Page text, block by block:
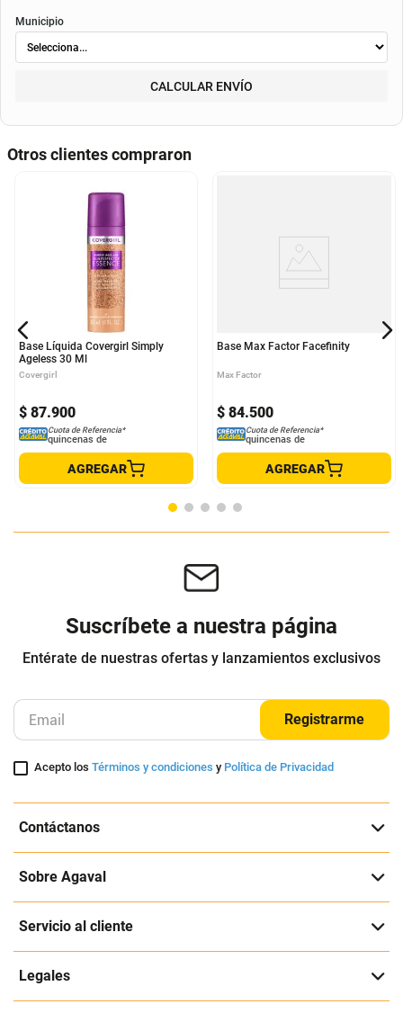
Municipio
CALCULAR ENVÍO
Otros clientes compraron
Base Líquida Covergirl Simply
Ageless 30 Ml
Covergirl
$ 87.900
Cuota de Referencia*
quincenas de
AGREGAR
Base Max Factor Facefinity
Max Factor
$ 84.500
Cuota de Referencia*
quincenas de
AGREGAR
Suscríbete a nuestra página
Entérate de nuestras ofertas y lanzamientos exclusivos
Registrarme
Acepto losTérminos y condiciones y Política de Privacidad
Contáctanos
Sobre Agaval
Servicio al cliente
Legales